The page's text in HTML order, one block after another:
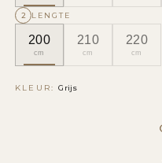
2 LENGTE
200
cm
210
cm
220
cm
KLEUR:Grijs